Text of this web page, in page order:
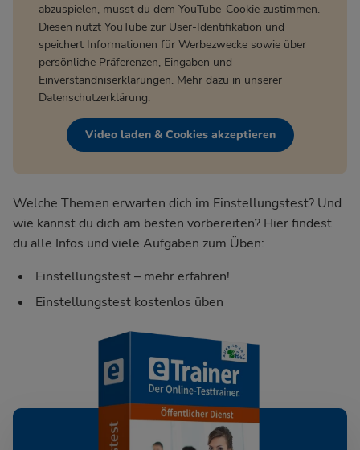
abzuspielen, musst du dem YouTube-Cookie zustimmen.
Diesen nutzt YouTube zur User-Identifikation und
speichert Informationen für Werbezwecke sowie über
persönliche Präferenzen, Eingaben und
Einverständniserklärungen. Mehr dazu in unserer
Datenschutzerklärung.
Video laden & Cookies akzeptieren
Welche Themen erwarten dich im Einstellungstest? Und
wie kannst du dich am besten vorbereiten? Hier findest
du alle Infos und viele Aufgaben zum Üben:
Einstellungstest – mehr erfahren!
Einstellungstest kostenlos üben